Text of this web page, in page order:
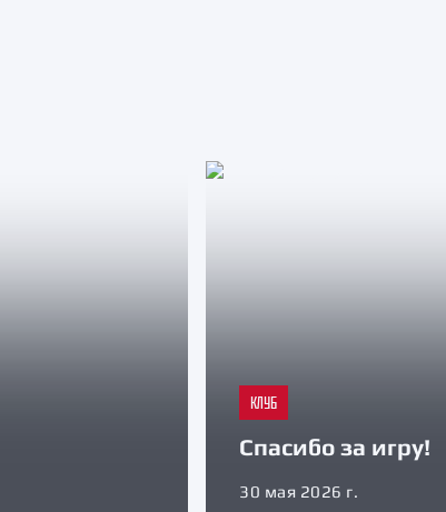
КЛУБ
Спасибо за игру!
30 мая 2026 г.